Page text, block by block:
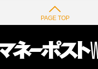
PAGE TOP